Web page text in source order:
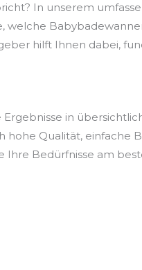
In unserem
hilft Ihnen dabei,
in
hohe Qualität, einfache
Ihre Bedürfnisse am